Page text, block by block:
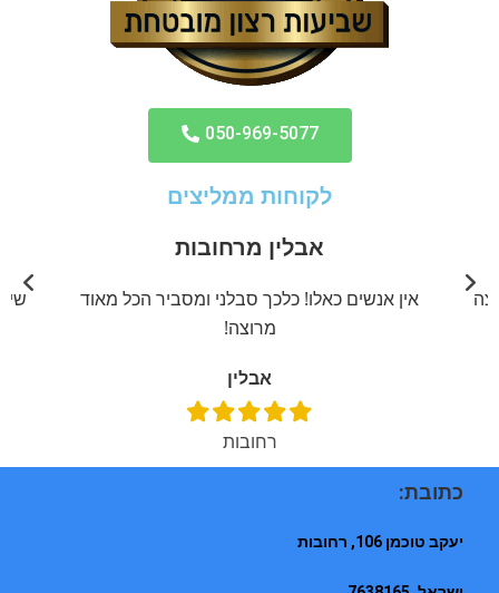
050-969-5077
לקוחות ממליצים
אבלין מרחובות
אין אנשים כאלו! כלכך סבלני ומסביר הכל מאוד
מרוצה!
אבלין
רחובות
כתובת:
יעקב טוכמן 106, רחובות